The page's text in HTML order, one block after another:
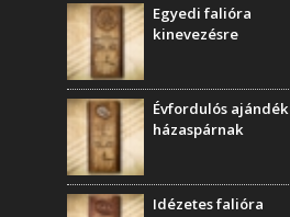
Egyedi falióra
kinevezésre
Évfordulós ajándék
házaspárnak
Idézetes falióra